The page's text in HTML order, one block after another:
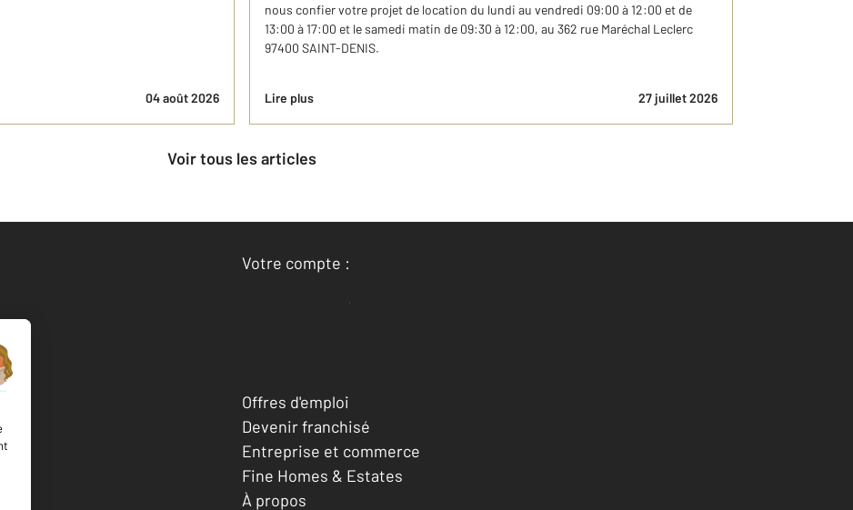
04 août 2026
nous confier votre projet de location du lundi au vendredi 09:00 à 12:00 et de
13:00 à 17:00 et le samedi matin de 09:30 à 12:00, au 362 rue Maréchal Leclerc
97400 SAINT-DENIS.
Lire plus 27 juillet 2026
Voir tous les articles
Votre compte :
Accéder à mon compte
Offres d'emploi
Devenir franchisé
Entreprise et commerce
Fine Homes & Estates
À propos